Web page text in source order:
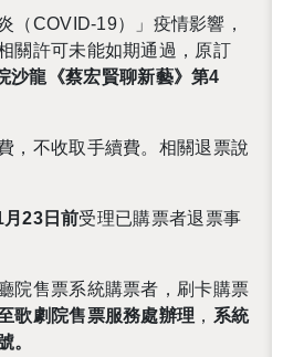
（COVID-19）」疫情影響，
關許可未能如期通過，原訂
沙龍《蔡宏賢聊新藝》第4
，不收取手續費。相關退票說
月23日前受理已購票者退票事
院售票系統購票者，刷卡購票
歌劇院售票服務處辦理 ， 系統
。